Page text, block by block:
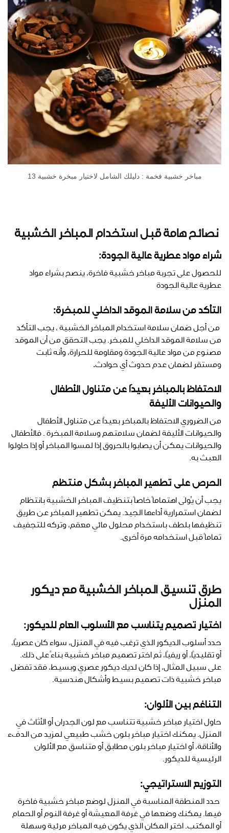
مباخر خشبية فخمة : دليلك الشامل لاختيار مبخرة خشبية 13
نصائح هامة قبل استخدام المباخر الخشبية
شراء مواد عطرية عالية الجودة:
للحصول على تجربة مباخر خشبية فاخرة، ينصح بشراء مواد
عطرية عالية الجودة
التأكد من سلامة الموقد الداخلي للمبخرة:
من أجل ضمان سلامة استخدام المباخر الخشبية ، يجب التأكد
من سلامة الموقد الداخلي للمبخر. يجب التحقق من أن الموقد
مصنوع من مواد عالية الجودة ومقاومة للحرارة، وأنه ثابت
ومستقر لضمان عدم حدوث أي حوادث.
الاحتفاظ بالمباخر بعيدًا عن متناول الأطفال
والحيوانات الأليفة
من الضروري الاحتفاظ بالمباخر بعيدًا عن متناول الأطفال
والحيوانات الأليفة لضمان سلامتهم وسلامة المبخرة . فالأطفال
والحيوانات يمكن أن يصابوا بالحروق إذا لمسوا المباخر أو إذا حاولوا
العبث به.
الحرص على تطهير المباخر بشكل منتظم
يجب أن يُولَى اهتماماً خاصاً بتنظيف المباخر الخشبية بانتظام
لضمان استمرارية أداءها الجيد. يمكن تطهير المباخر عن طريق
تنظيفها بلطف باستخدام محلول مائي معقم، وتركه للتجفيف
تماماً قبل استخدامه مرة أخرى.
طرق تنسيق المباخر الخشبية مع ديكور
المنزل
اختيار تصميم يتناسب مع الأسلوب العام للديكور:
حدد أسلوب الديكور الذي ترغب فيه في المنزل، سواء كان عصريًا،
أو تقليديًا، أو ريفيًا، ثم اختر تصميم مباخر خشبية بناءً على ذلك.
على سبيل المثال، إذا كان لديك ديكور عصري وبسيط، فقد تفضل
مباخر خشبية ذات تصميم بسيط وأشكال هندسية.
التناغم بين الألوان:
حاول اختيار مباخر خشبية تتناسب مع لون الجدران أو الأثاث في
المنزل. يمكنك اختيار مباخر بلون خشب طبيعي لمزيد من الدفء
والأناقة، أو اختيار مباخر بلون مطابق أو متناسق مع الألوان
الرئيسية للديكور.
التوزيع الاستراتيجي:
حدد المنطقة المناسبة في المنزل لوضع مباخر خشبية فاخرة
فيها. يمكنك وضعها في غرفة المعيشة أو غرفة النوم أو الحمام
أو المكتب. اختر المكان الذي يكون فيه المباخر مرئية وسهلة